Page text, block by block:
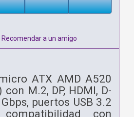
Recomendar a un amigo
ATX AMD A520
M.2, DP, HDMI, D-
puertos USB 3.2
con